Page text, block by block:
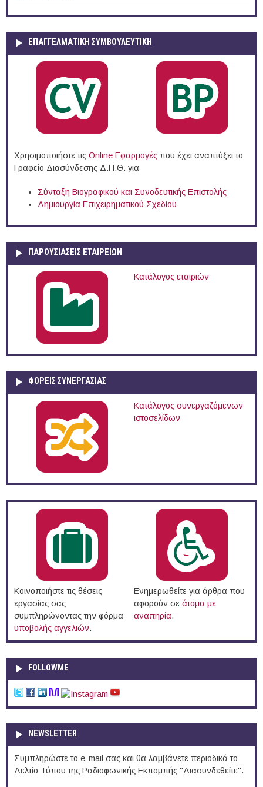
ΕΠΑΓΓΕΛΜΑΤΙΚΉ ΣΥΜΒΟΥΛΕΥΤΙΚΉ
Χρησιμοποιήστε τις Online Eφαρμογές που έχει αναπτύξει το
Γραφείο Διασύνδεσης Δ.Π.Θ. για
Σύνταξη Βιογραφικού και Συνοδευτικής Επιστολής
Δημιουργία Επιχειρηματικού Σχεδίου
ΠΑΡΟΥΣΙΆΣΕΙΣ ΕΤΑΙΡΕΙΏΝ
Κατάλογος εταιριών
ΦΟΡΕΙΣ ΣΥΝΕΡΓΑΣΙΑΣ
Κατάλογος συνεργαζόμενων
ιστοσελίδων
Κοινοποιήστε τις θέσεις
εργασίας σας
συμπληρώνοντας την φόρμα
υποβολής αγγελιών.
Ενημερωθείτε για άρθρα που
αφορούν σε άτομα με
αναπηρία.
FOLLOWME
NEWSLETTER
Συμπληρώστε το e-mail σας και θα λαμβάνετε περιοδικά το
Δελτίο Τύπου της Ραδιοφωνικής Εκπομπής "Διασυνδεθείτε".